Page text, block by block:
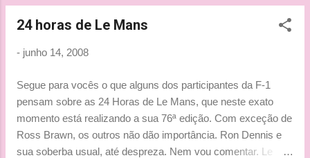
impressionante 16º lugar de 250
Alesi e Luís Garcia Abad (manager de
depender da NET ... hahahahahaha
24 horas de Le Mans
- junho 14, 2008
Segue para vocês o que alguns dos participantes da F-1
pensam sobre as 24 Horas de Le Mans, que neste exato
momento está realizando a sua 76ª edição. Com exceção de
Ross Brawn, os outros não dão importância. Ron Dennis e
sua soberba usual, até despreza. Nem vou comentar. Le